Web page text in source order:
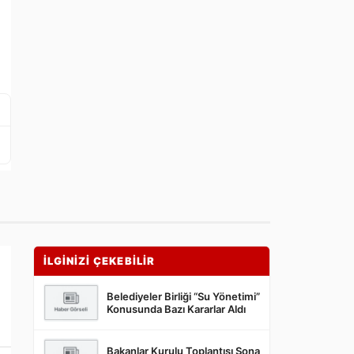
İLGİNİZİ ÇEKEBİLİR
Belediyeler Birliği “Su Yönetimi”
Konusunda Bazı Kararlar Aldı
Bakanlar Kurulu Toplantısı Sona